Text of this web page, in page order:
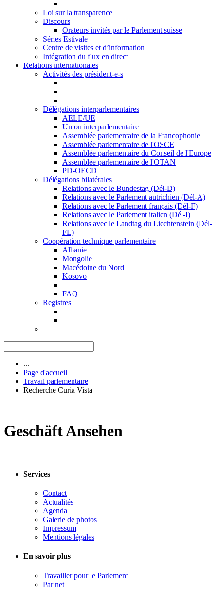
Loi sur la transparence
Discours
Orateurs invités par le Parlement suisse
Séries Estivale
Centre de visites et d’information
Intégration du flux en direct
Relations internationales
Activités des président-e-s
Délégations interparlementaires
AELE/UE
Union interparlementaire
Assemblée parlementaire de la Francophonie
Assemblée parlementaire de l'OSCE
Assemblée parlementaire du Conseil de l'Europe
Assemblée parlementaire de l'OTAN
PD-OECD
Délégations bilatérales
Relations avec le Bundestag (Dél-D)
Relations avec le Parlement autrichien (Dél-A)
Relations avec le Parlement français (Dél-F)
Relations avec le Parlement italien (Dél-I)
Relations avec le Landtag du Liechtenstein (Dél-
FL)
Coopération technique parlementaire
Albanie
Mongolie
Macédoine du Nord
Kosovo
FAQ
Registres
...
Page d'accueil
Travail parlementaire
Recherche Curia Vista
Geschäft Ansehen
Services
Contact
Actualités
Agenda
Galerie de photos
Impressum
Mentions légales
En savoir plus
Travailler pour le Parlement
Parlnet